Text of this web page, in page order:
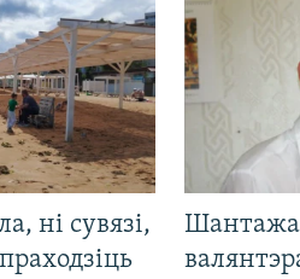
ні сувязі,